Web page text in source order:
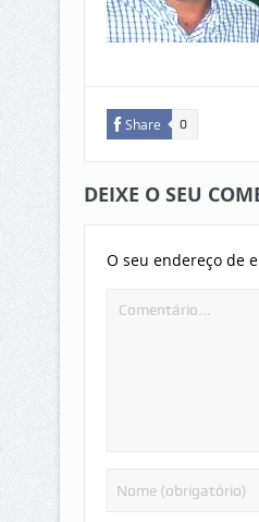
Share 0
DEIXE O SEU
O seu endereço de